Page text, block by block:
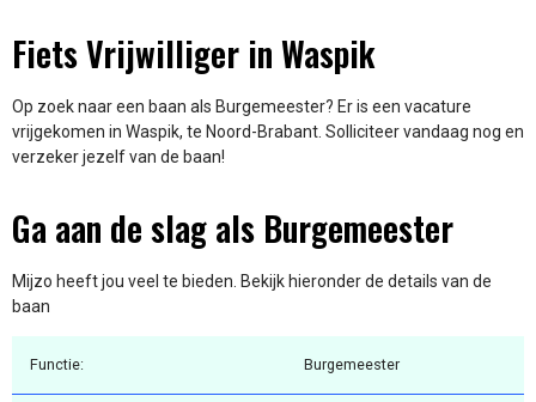
Fiets Vrijwilliger in Waspik
Op zoek naar een baan als Burgemeester? Er is een vacature
vrijgekomen in Waspik, te Noord-Brabant. Solliciteer vandaag nog en
verzeker jezelf van de baan!
Ga aan de slag als Burgemeester
Mijzo heeft jou veel te bieden. Bekijk hieronder de details van de
baan
Functie: Burgemeester